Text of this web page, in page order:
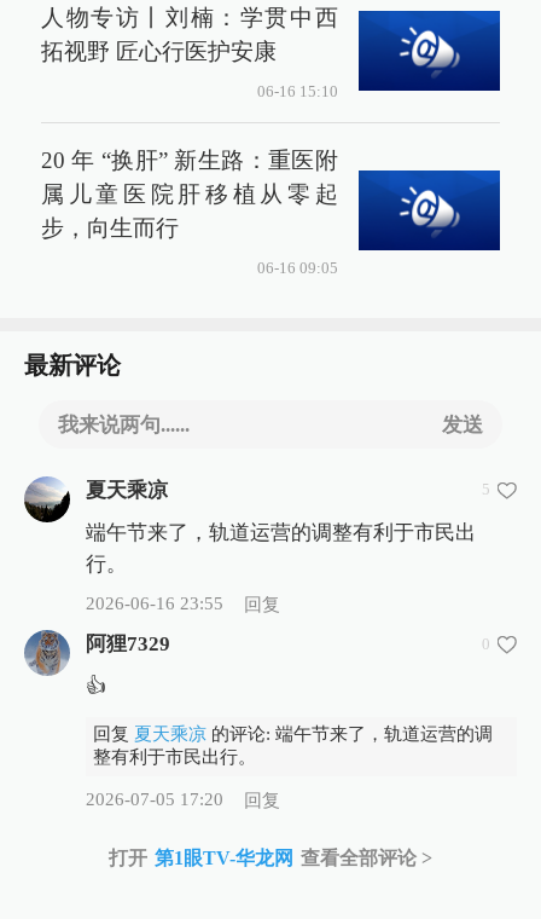
人物专访丨刘楠：学贯中西
拓视野 匠心行医护安康
06-16 15:10
20 年 “换肝” 新生路：重医附
属儿童医院肝移植从零起
步，向生而行
06-16 09:05
最新评论
我来说两句...... 发送
夏天乘凉 5
端午节来了，轨道运营的调整有利于市民出
行。
2026-06-16 23:55 回复
阿狸7329 0
👍
回复 夏天乘凉的评论: 端午节来了，轨道运营的调
整有利于市民出行。
2026-07-05 17:20 回复
打开 第1眼TV-华龙网 查看全部评论 >